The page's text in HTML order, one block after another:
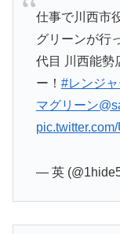
仕事で川西市
グリーンが行
代目 川西能勢
ー！ #レンジャ
マグリーン
— 英